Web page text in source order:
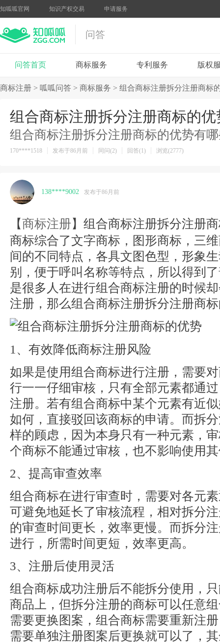
知呱呱官网 知识产权交易 申请服务
问答
问答首页 商标服务 专利服务 版权
商标注册 > 呱呱问答 > 商标服务 > 组合商标注册拆分注册商标
组合商标注册拆分注册商标的
组合商标注册拆分注册商标的优势有
170****1518 发布于86月前 同问(2) 回答(1) 浏览(2777)
138****9002 发布于86月前
【商标注册】组合商标注册拆分注册
商标综合了文字商标，图形商标，三
间的不同特点，各具文图色型，形象
别，便于呼叫名称等特点，所以得到
是很多人在进行组合商标注册的时候
注册，那么组合商标注册拆分注册商
1、有效降低商标注册风险
如果是使用组合商标进行注册，需要
行一一仔细审核，只有全部元素都通
注册。若有组合商标中某个元素有近
如何，直接驳回该商标的申请。而拆
样的顾虑，因为本身只有一种元素，
个商标不能通过审核，也不影响使用
2、提高审查效率
组合商标在进行审查时，需要对各元
可避免地延长了审核流程，相对拆分
的审查时间更长，效率更慢。而拆分
进行，所需时间更短，效率更高。
3、注册后使用灵活
组合商标成功注册后不能拆分使用，
商品上，但拆分注册的商标可以任意
需要更换图案，组合商标需要重新注
需要单独注册图案后更换就可以了，